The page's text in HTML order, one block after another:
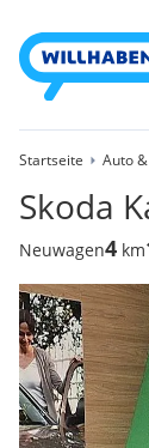
Startseite Auto
Skoda
Neuwagen4 km